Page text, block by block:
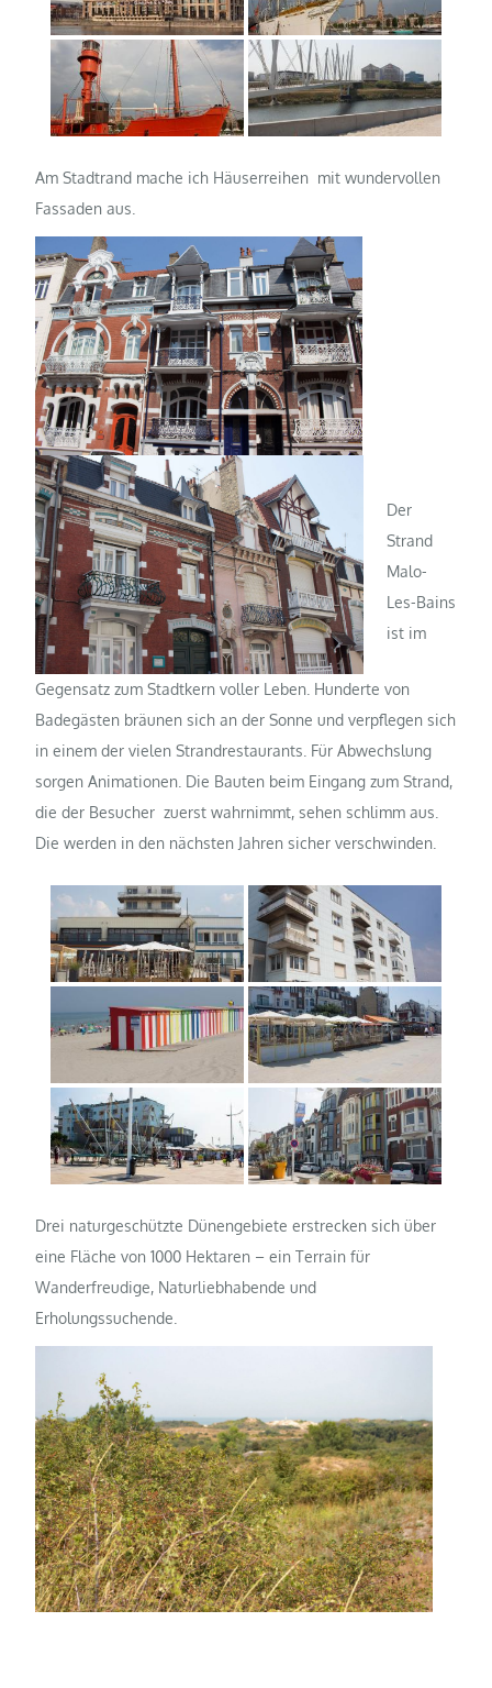
Am Stadtrand mache ich Häuserreihen mit wundervollen
Fassaden aus.
Der
Strand
Malo-
Les-Bains
ist im
Gegensatz zum Stadtkern voller Leben. Hunderte von
Badegästen bräunen sich an der Sonne und verpflegen sich
in einem der vielen Strandrestaurants. Für Abwechslung
sorgen Animationen. Die Bauten beim Eingang zum Strand,
die der Besucher zuerst wahrnimmt, sehen schlimm aus.
Die werden in den nächsten Jahren sicher verschwinden.
Drei naturgeschützte Dünengebiete erstrecken sich über
eine Fläche von 1000 Hektaren – ein Terrain für
Wanderfreudige, Naturliebhabende und
Erholungssuchende.